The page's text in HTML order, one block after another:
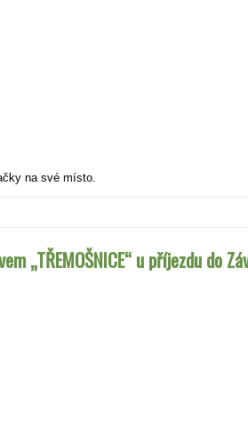
na své místo.
„TŘEMOŠNICE“ u příjezdu do